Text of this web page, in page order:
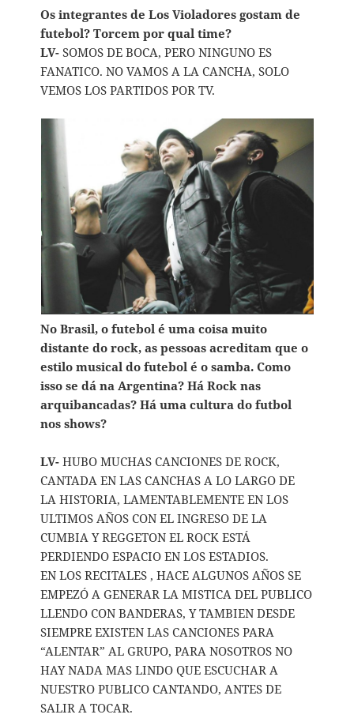
Os integrantes de Los Violadores gostam de
futebol? Torcem por qual time?
LV-SOMOS DE BOCA, PERO NINGUNO ES
FANATICO. NO VAMOS A LA CANCHA, SOLO
VEMOS LOS PARTIDOS POR TV.
No Brasil, o futebol é uma coisa muito
distante do rock, as pessoas acreditam que o
estilo musical do futebol é o samba. Como
isso se dá na Argentina? Há Rock nas
arquibancadas? Há uma cultura do futbol
nos shows?
LV-HUBO MUCHAS CANCIONES DE ROCK,
CANTADA EN LAS CANCHAS A LO LARGO DE
LA HISTORIA, LAMENTABLEMENTE EN LOS
ULTIMOS AÑOS CON EL INGRESO DE LA
CUMBIA Y REGGETON EL ROCK ESTÁ
PERDIENDO ESPACIO EN LOS ESTADIOS.
EN LOS RECITALES , HACE ALGUNOS AÑOS SE
EMPEZÓ A GENERAR LA MISTICA DEL PUBLICO
LLENDO CON BANDERAS, Y TAMBIEN DESDE
SIEMPRE EXISTEN LAS CANCIONES PARA
“ALENTAR” AL GRUPO, PARA NOSOTROS NO
HAY NADA MAS LINDO QUE ESCUCHAR A
NUESTRO PUBLICO CANTANDO, ANTES DE
SALIR A TOCAR.